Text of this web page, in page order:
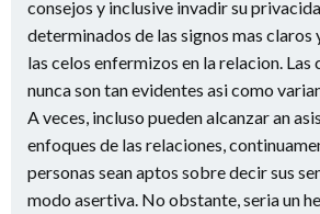
consejos y inclusive invadir su
determinados de las signos mas claros
las celos enfermizos en la relacion. Las
nunca son tan evidentes asi­ como
A veces, incluso pueden alcanzar an
enfoques de las relaciones,
personas sean aptos sobre decir sus
modo asertiva. No obstante, seri­a un